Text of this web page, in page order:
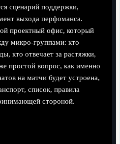
сценарий поддержки,
выхода перфоманса.
проектный офис, который
микро‑группами: кто
кто отвечает за растяжки,
простой вопрос, как именно
на матчи будет устроена,
список, правила
стороной.